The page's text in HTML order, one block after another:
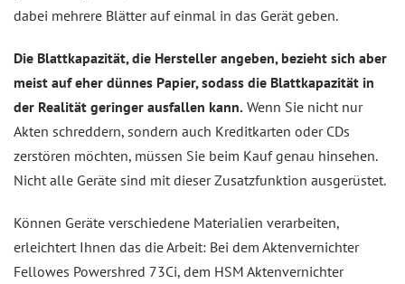
dabei mehrere Blätter auf einmal in das Gerät geben.
Die Blattkapazität, die Hersteller angeben, bezieht sich aber
meist auf eher dünnes Papier, sodass die Blattkapazität in
der Realität geringer ausfallen kann. Wenn Sie nicht nur
Akten schreddern, sondern auch Kreditkarten oder CDs
zerstören möchten, müssen Sie beim Kauf genau hinsehen.
Nicht alle Geräte sind mit dieser Zusatzfunktion ausgerüstet.
Können Geräte verschiedene Materialien verarbeiten,
erleichtert Ihnen das die Arbeit: Bei dem Aktenvernichter
Fellowes Powershred 73Ci, dem HSM Aktenvernichter